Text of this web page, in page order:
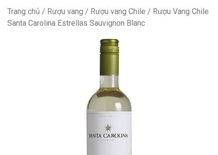
Trang chủ / Rượu vang / Rượu vang Chile / Rượu Vang Chile
Santa Carolina Estrellas Sauvignon Blanc